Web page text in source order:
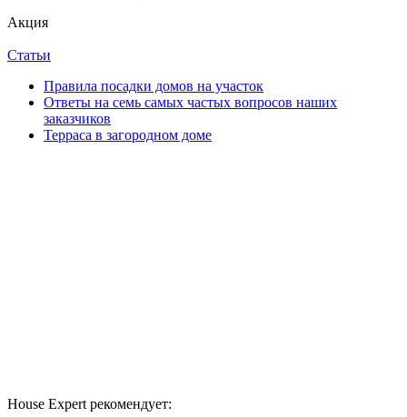
Акция
Статьи
Правила посадки домов на участок
Ответы на семь самых частых вопросов наших
заказчиков
Терраса в загородном доме
House Expert рекомендует: